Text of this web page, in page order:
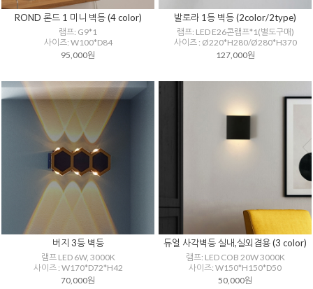
ROND 론드 1 미니 벽등 (4 color)
램프: G9*1
사이즈: W100*D84
95,000원
발로라 1등 벽등 (2color/2type)
램프: LED E26콘램프*1(별도구매)
사이즈 : Ø220*H280/Ø280*H370
127,000원
버지 3등 벽등
램프 LED 6W, 3000K
사이즈 : W170*D72*H42
70,000원
듀얼 사각벽등 실내,실외겸용 (3 color)
램프: LED COB 20W 3000K
사이즈: W150*H150*D50
50,000원